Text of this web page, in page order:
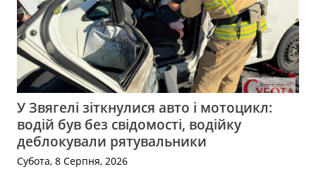
У Звягелі зіткнулися авто і мотоцикл:
водій був без свідомості, водійку
деблокували рятувальники
Субота, 8 Серпня, 2026